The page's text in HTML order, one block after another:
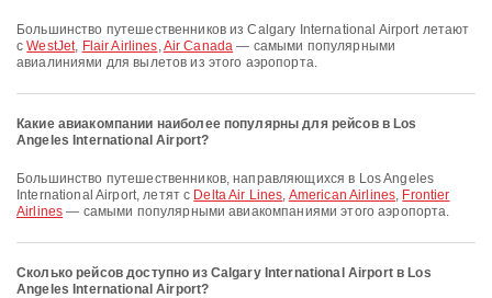
Большинство путешественников из Calgary International Airport летают
сWestJet, Flair Airlines,Air Canada — самыми популярными
авиалиниями для вылетов из этого аэропорта.
Какие авиакомпании наиболее популярны для рейсов в Los
Angeles International Airport?
Большинство путешественников, направляющихся в Los Angeles
International Airport, летят с Delta Air Lines, American Airlines, Frontier
Airlines — самыми популярными авиакомпаниями этого аэропорта.
Сколько рейсов доступно из Calgary International Airport в Los
Angeles International Airport?